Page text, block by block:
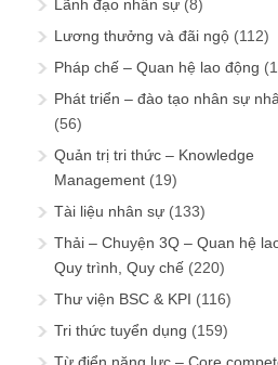
Lãnh đạo nhân sự (8)
Lương thưởng và đãi ngộ (112)
Pháp chế – Quan hệ lao động
Phát triển – đào tạo nhân sự
(56)
Quản trị tri thức – Knowledge
Management (19)
Tài liệu nhân sự (133)
Thải – Chuyện 3Q – Quan hệ
Quy trình, Quy chế (220)
Thư viện BSC & KPI (116)
Tri thức tuyển dụng (159)